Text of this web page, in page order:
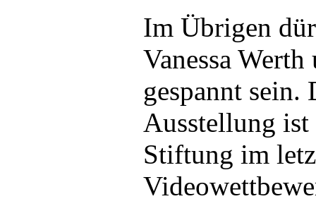
Im Übrigen
Vanessa
gespannt sein.
Ausstellung
Stiftung im